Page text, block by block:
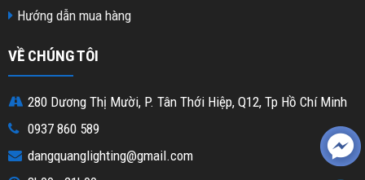
Hướng dẫn mua hàng
VỀ CHÚNG TÔI
280 Dương Thị Mười, P. Tân Thới Hiệp, Q12, Tp Hồ Chí Minh
0937 860 589
dangquanglighting@gmail.com